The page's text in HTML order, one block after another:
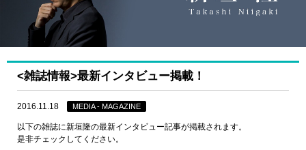
<雑誌情報>最新インタビュー掲載！
2016.11.18 MEDIA - MAGAZINE
以下の雑誌に新垣隆の最新インタビュー記事が掲載されます。
是非チェックしてください。